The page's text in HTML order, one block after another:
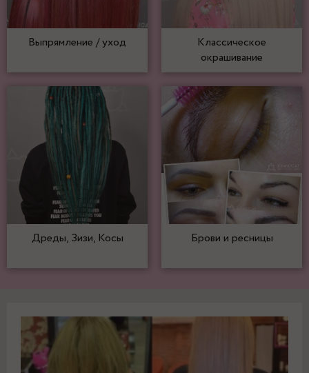
Выпрямление / уход
Классическое
окрашивание
Дреды, Зизи, Косы Брови и ресницы